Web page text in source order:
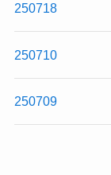
250718
250710
250709